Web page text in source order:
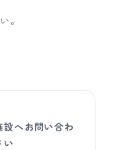
。
設へお問い合わ
い